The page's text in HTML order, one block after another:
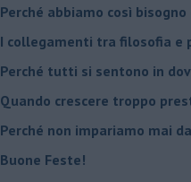
​Perché abbiamo così
​I collegamenti tra filosofia e
​Perché tutti si sentono in
​Quando crescere troppo
​Perché non impariamo mai
​Buone Feste!